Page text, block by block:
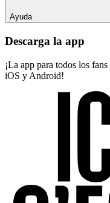
Ayuda
Descarga la app
¡La app para todos los
iOS y Android!